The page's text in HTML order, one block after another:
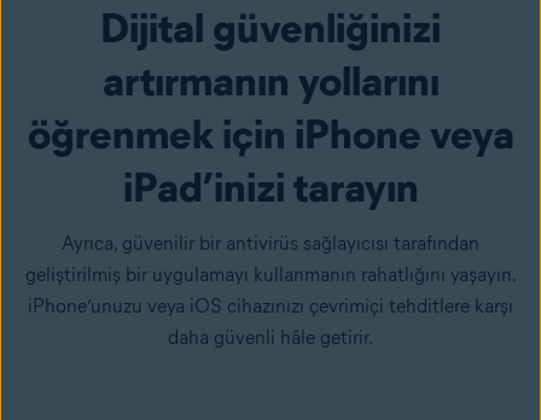
Dijital güvenliğinizi
artırmanın yollarını
öğrenmek için iPhone veya
iPad’inizi tarayın
Ayrıca, güvenilir bir antivirüs sağlayıcısı tarafından
geliştirilmiş bir uygulamayı kullanmanın rahatlığını yaşayın.
iPhone’unuzu veya iOS cihazınızı çevrimiçi tehditlere karşı
daha güvenli hâle getirir.